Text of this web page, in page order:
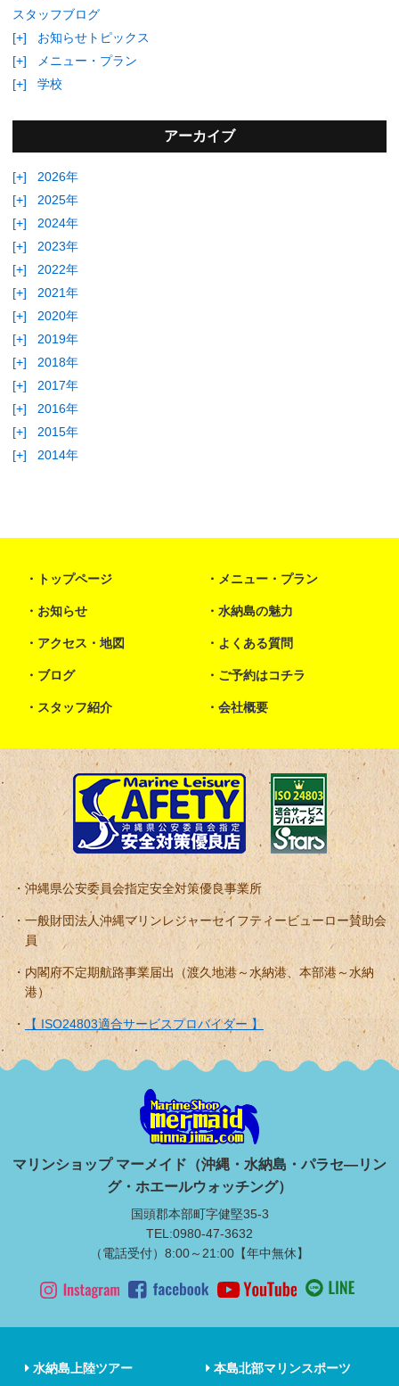
スタッフブログ
[+]
お知らせトピックス
[+]
メニュー・プラン
[+]
学校
アーカイブ
[+]
2026年
[+]
2025年
[+]
2024年
[+]
2023年
[+]
2022年
[+]
2021年
[+]
2020年
[+]
2019年
[+]
2018年
[+]
2017年
[+]
2016年
[+]
2015年
[+]
2014年
トップページ メニュー・プラン
お知らせ 水納島の魅力
アクセス・地図 よくある質問
ブログ ご予約はコチラ
スタッフ紹介 会社概要
沖縄県公安委員会指定安全対策優良事業所
一般財団法人沖縄マリンレジャーセイフティービューロー賛助会
員
内閣府不定期航路事業届出（渡久地港～水納港、本部港～水納
港）
【 ISO24803適合サービスプロバイダー 】
マリンショップ マーメイド（沖縄・水納島・パラセ―リン
グ・ホエールウォッチング）
国頭郡本部町字健堅35-3
TEL:0980-47-3632
（電話受付）8:00～21:00【年中無休】
水納島上陸ツアー 本島北部マリンスポーツ